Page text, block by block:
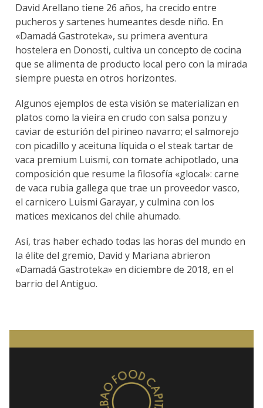
David Arellano tiene 26 años, ha crecido entre
pucheros y sartenes humeantes desde niño. En
«Damadá Gastroteka», su primera aventura
hostelera en Donosti, cultiva un concepto de cocina
que se alimenta de producto local pero con la mirada
siempre puesta en otros horizontes.
Algunos ejemplos de esta visión se materializan en
platos como la vieira en crudo con salsa ponzu y
caviar de esturión del pirineo navarro; el salmorejo
con picadillo y aceituna líquida o el steak tartar de
vaca premium Luismi, con tomate achipotlado, una
composición que resume la filosofía «glocal»: carne
de vaca rubia gallega que trae un proveedor vasco,
el carnicero Luismi Garayar, y culmina con los
matices mexicanos del chile ahumado.
Así, tras haber echado todas las horas del mundo en
la élite del gremio, David y Mariana abrieron
«Damadá Gastroteka» en diciembre de 2018, en el
barrio del Antiguo.